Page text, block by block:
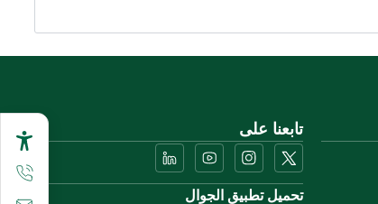
تابعنا على
تحميل تطبيق الجوال